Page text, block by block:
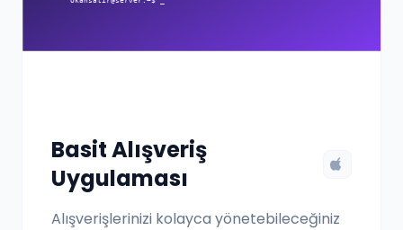
Basit Alışveriş
Uygulaması
Alışverişlerinizi kolayca yönetebileceğiniz